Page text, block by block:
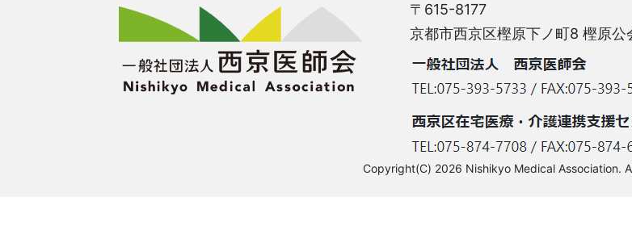
〒615-8177
京都市西京区樫原下ノ町8 樫原公
Copyright(C) 2026 Nishikyo Medical Association.